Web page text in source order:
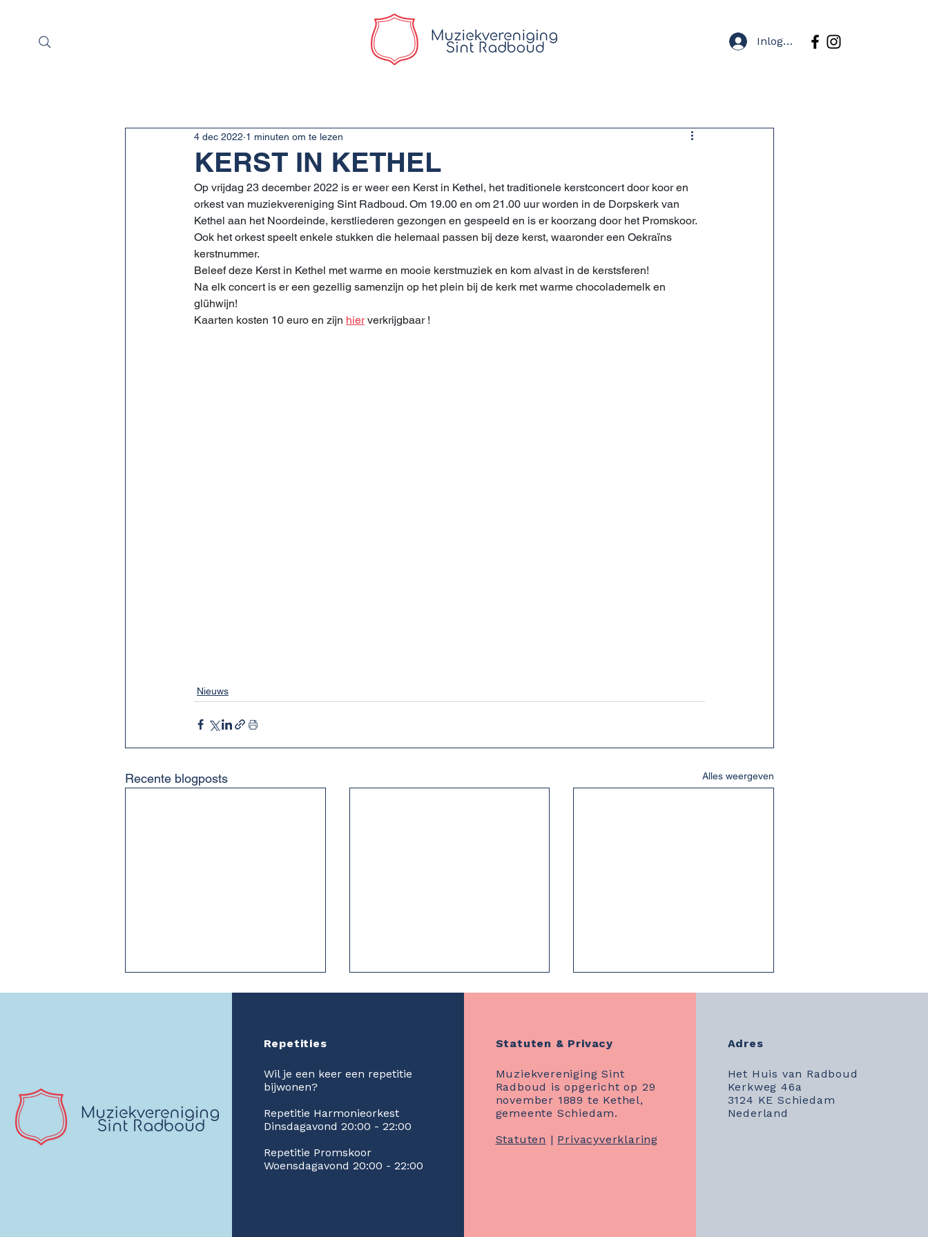
Inloggen
KERST IN KETHEL
4 dec 2022 1 minuten om te lezen
Op vrijdag 23 december 2022 is er weer een Kerst in Kethel, het traditionele kerstconcert door koor en
orkest van muziekvereniging Sint Radboud. Om 19.00 en om 21.00 uur worden in de Dorpskerk van
Kethel aan het Noordeinde, kerstliederen gezongen en gespeeld en is er koorzang door het Promskoor.
Ook het orkest speelt enkele stukken die helemaal passen bij deze kerst, waaronder een Oekraïns
kerstnummer.
Beleef deze Kerst in Kethel met warme en mooie kerstmuziek en kom alvast in de kerstsferen!
Na elk concert is er een gezellig samenzijn op het plein bij de kerk met warme chocolademelk en
glühwijn!
Kaarten kosten 10 euro en zijn hier verkrijgbaar !
Nieuws
Recente blogposts Alles weergeven
🎶 Swingend de zomer door
met 'Summer of Music'! (7
Kaartverkoop gestart!
Multicolor in Zilver!
Mijlpaal bereikt:
afgerond en een prachtige
Repetities
Wil je een keer een repetitie
bijwonen?
Repetitie Harmonieorkest
Dinsdagavond 20:00 - 22:00
Repetitie Promskoor
Woensdagavond 20:00 - 22:00
Statuten & Privacy
Muziekvereniging Sint
Radboud is opgericht op 29
november 1889 te Kethel,
gemeente Schiedam.
Statuten | Privacyverklaring
Adres
Het Huis van Radboud
Kerkweg 46a
3124 KE Schiedam
Nederland